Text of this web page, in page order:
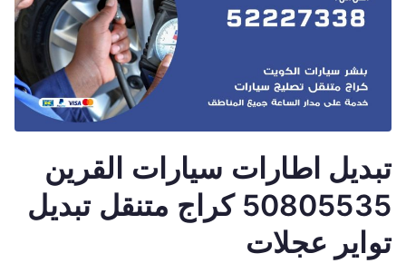
تبديل اطارات سيارات القرين
50805535 كراج متنقل تبديل
تواير عجلات